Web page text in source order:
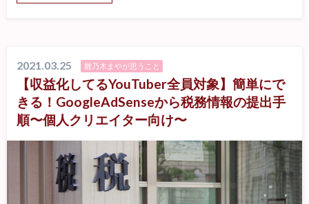
2021.03.25 雛乃木まやが思うこと
【収益化してるYouTuber全員対象】簡単にで
きる！GoogleAdSenseから税務情報の提出手
順〜個人クリエイター向け〜